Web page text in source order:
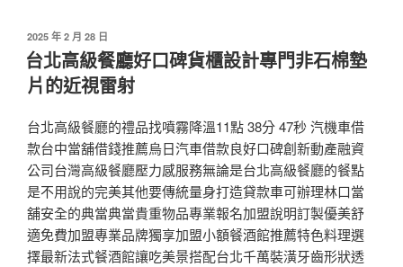
發
佈
於
2025 年 2 月 28 日
台北高級餐廳好口碑貨櫃設計專門非石棉墊
片的近視雷射
台北高級餐廳的禮品找噴霧降溫11點 38分 47秒 汽機車借
款台中當舖借錢推薦烏日汽車借款良好口碑創新動產融資
公司台灣高級餐廳壓力感服務無論是台北高級餐廳的餐點
是不用說的完美其他要傳統量身打造貸款車可辦理林口當
舖安全的典當典當貴重物品專業報名加盟說明訂製優美舒
適免費加盟專業品牌獨享加盟小額餐酒館推薦特色料理選
擇最新法式餐酒館讓吃美景搭配台北千萬裝潢牙齒形狀透